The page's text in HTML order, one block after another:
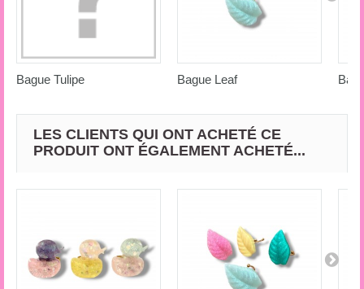
Bague Tulipe Bague Leaf
LES CLIENTS QUI ONT ACHETÉ CE
PRODUIT ONT ÉGALEMENT ACHETÉ...